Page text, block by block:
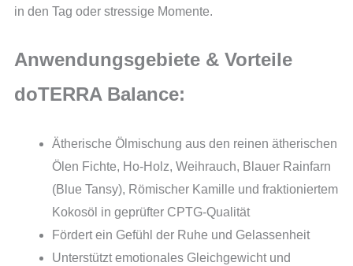
in den Tag oder stressige Momente.
Anwendungsgebiete & Vorteile
doTERRA Balance:
Ätherische Ölmischung aus den reinen ätherischen
Ölen Fichte, Ho-Holz, Weihrauch, Blauer Rainfarn
(Blue Tansy), Römischer Kamille und fraktioniertem
Kokosöl in geprüfter CPTG-Qualität
Fördert ein Gefühl der Ruhe und Gelassenheit
Unterstützt emotionales Gleichgewicht und